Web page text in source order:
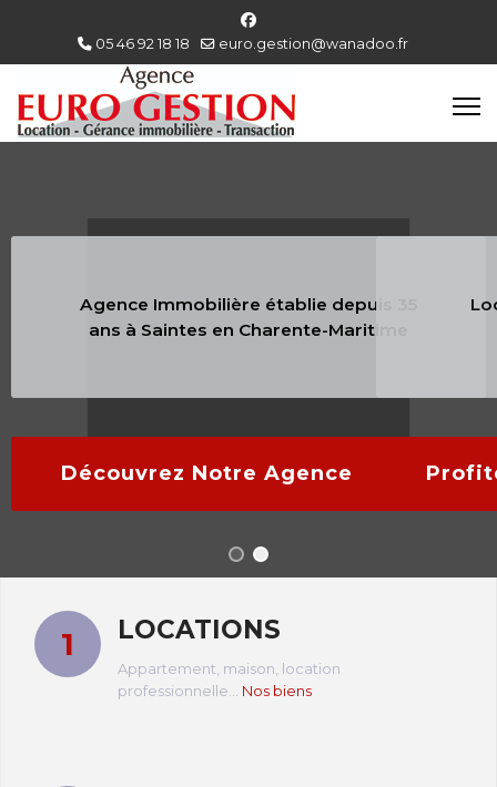
05 46 92 18 18 euro.gestion@wanadoo.fr
Location - Gestion Immobilière -
Transactions
Profitez De Notre Expertise
1 LOCATIONS
Appartement, maison, location
professionnelle... Nos biens